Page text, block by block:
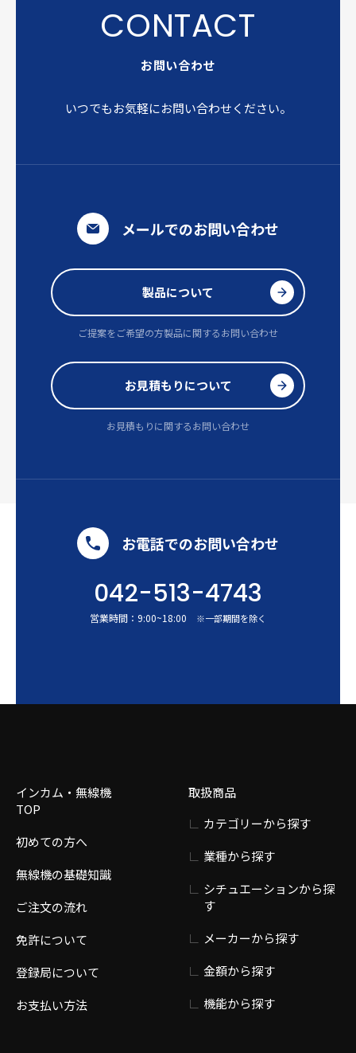
お問い合わせ
いつでもお気軽にお問い合わせください。
メールでのお問い合わせ
製品について
ご提案をご希望の方製品に関するお問い合わせ
お見積もりについて
お見積もりに関するお問い合わせ
お電話でのお問い合わせ
042-513-4743
営業時間： 9:00~18:00 ※一部期間を除く
インカム・無線機
TOP
初めての方へ
無線機の基礎知識
ご注文の流れ
免許について
登録局について
お支払い方法
取扱商品
カテゴリーから探す
業種から探す
シチュエーションから探
す
メーカーから探す
金額から探す
機能から探す